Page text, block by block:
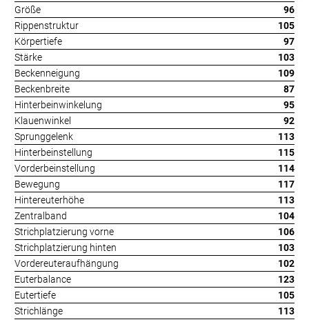
Größe
96
Rippenstruktur
105
Körpertiefe
97
Stärke
103
Beckenneigung
109
Beckenbreite
87
Hinterbeinwinkelung
95
Klauenwinkel
92
Sprunggelenk
113
Hinterbeinstellung
115
Vorderbeinstellung
114
Bewegung
117
Hintereuterhöhe
113
Zentralband
104
Strichplatzierung vorne
106
Strichplatzierung hinten
103
Vordereuteraufhängung
102
Euterbalance
123
Eutertiefe
105
Strichlänge
113